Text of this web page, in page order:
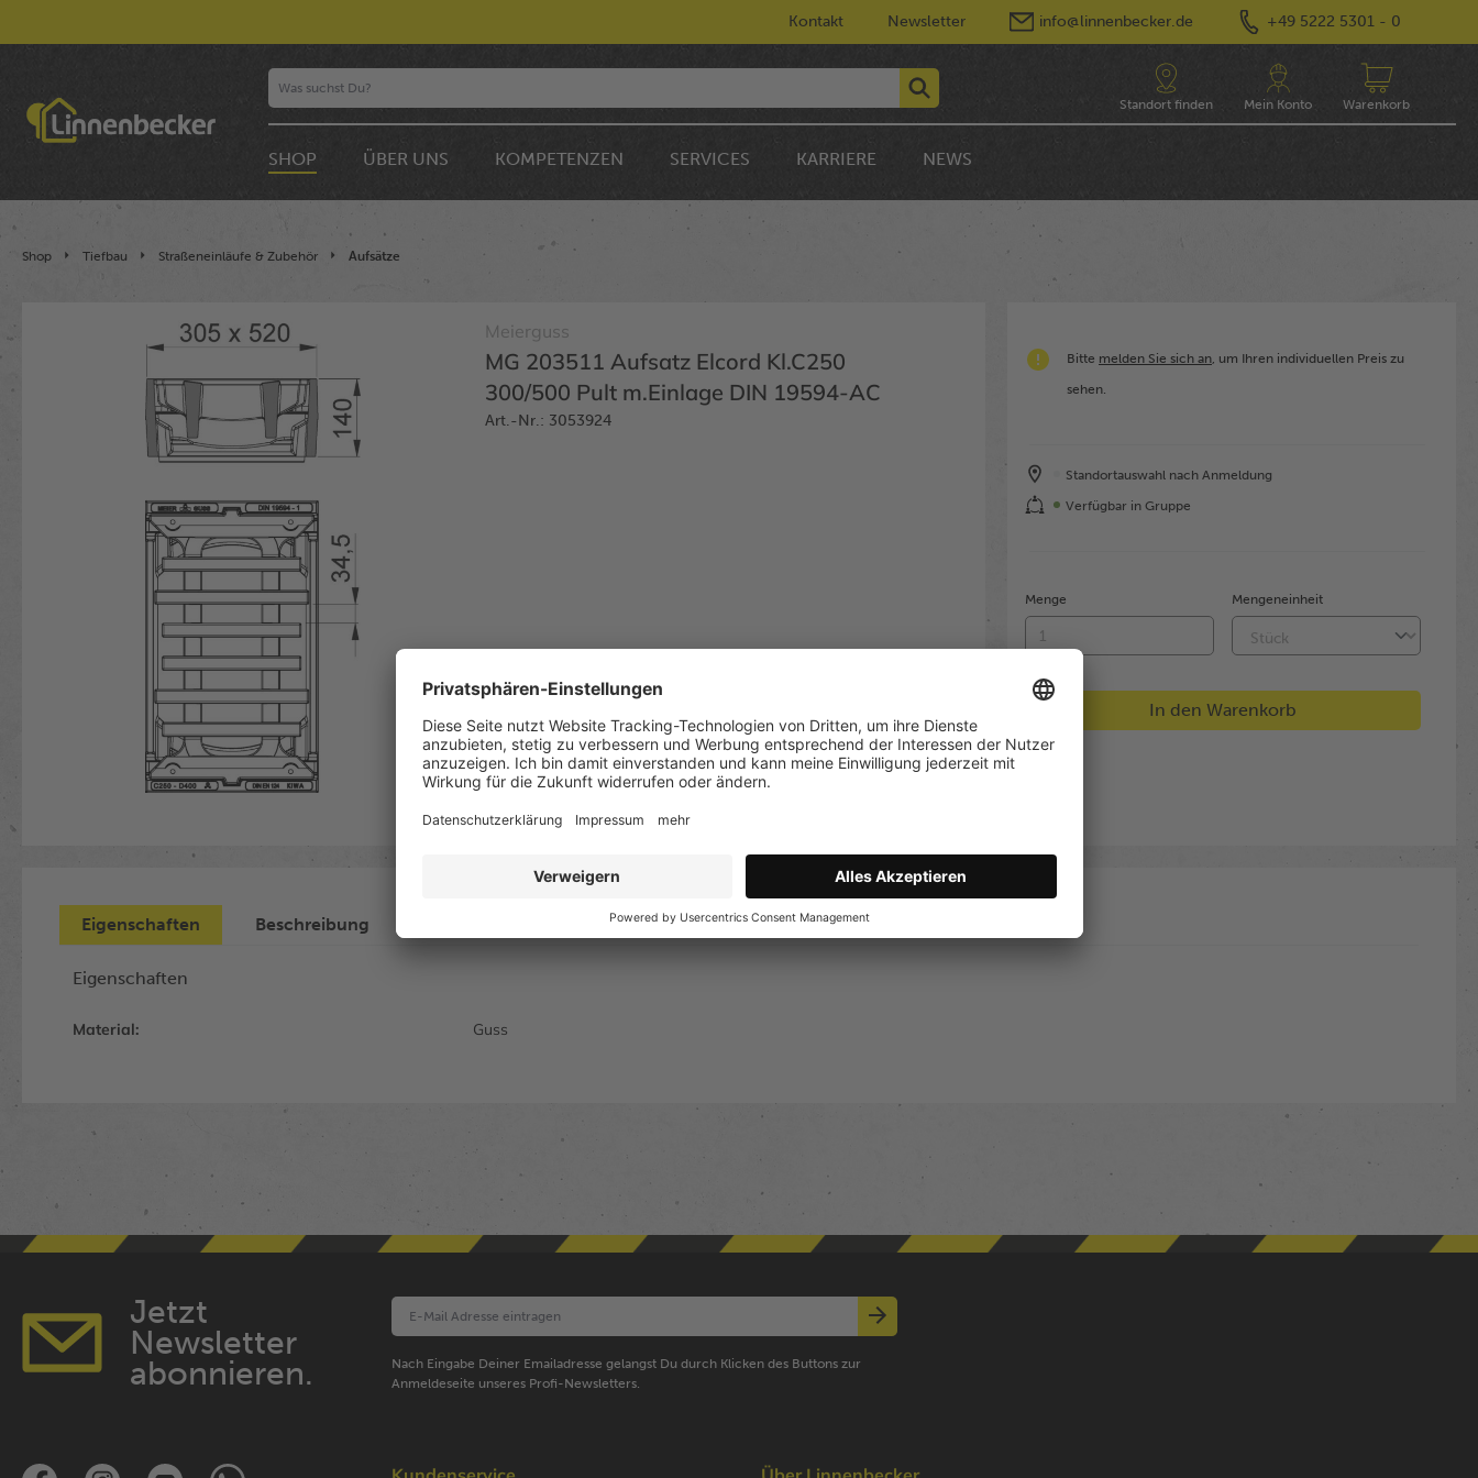
Kontakt Newsletter info@linnenbecker.de +49 5222 5301 - 0
Standort finden Mein Konto Warenkorb
SHOP ÜBER UNS KOMPETENZEN SERVICES KARRIERE NEWS
Shop Tiefbau Straßeneinläufe & Zubehör Aufsätze
Bildergalerie überspringen Meierguss
MG 203511 Aufsatz Elcord Kl.C250
300/500 Pult m.Einlage DIN 19594-AC
Art.-Nr.: 3053924
Bitte melden Sie sich an , um Ihren individuellen Preis zu
sehen.
Standortauswahl nach Anmeldung
Verfügbar in Gruppe
Menge Mengeneinheit
In den Warenkorb
Eigenschaften Beschreibung
Eigenschaften
Material: Guss
Jetzt
Newsletter
abonnieren.
Nach Eingabe Deiner Emailadresse gelangst Du durch Klicken des Buttons zur
Anmeldeseite unseres Profi-Newsletters.